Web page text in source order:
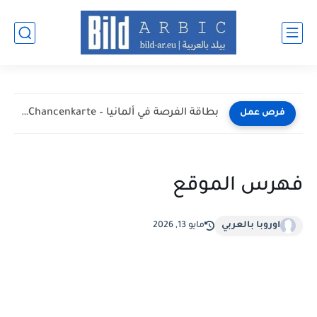
فرص عمل أفضل طرق البحث عن عمل في ألمانيا عبر الإنترنت 2026
فهرس الموقع
اوروبا بالعربي مايو 13, 2026